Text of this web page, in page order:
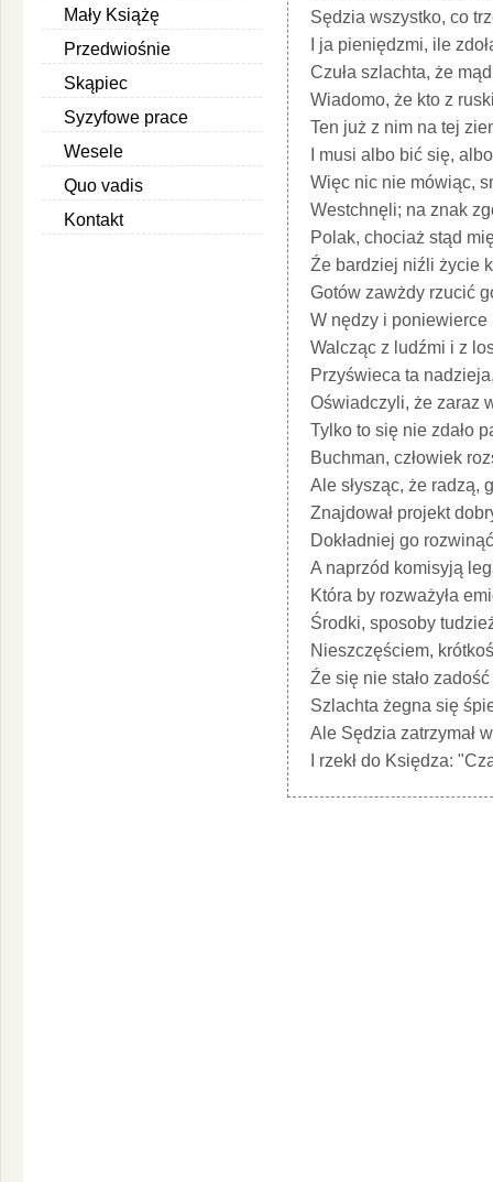
Mały Książę
Przedwiośnie
Skąpiec
Syzyfowe prace
Wesele
Quo vadis
Kontakt
Sędzia wszystko, co
I ja pieniędzmi, ile
Czuła szlachta, że
Wiadomo, że kto z
Ten już z nim na tej
I musi albo bić się,
Więc nic nie mówiąc,
Westchnęli; na znak
Polak, chociaż stąd
Źe bardziej niźli życie
Gotów zawżdy rzucić
W nędzy i poniewierce
Walcząc z ludźmi i z
Przyświeca ta
Oświadczyli, że zaraz
Tylko to się nie zdało
Buchman, człowiek
Ale słysząc, że radzą,
Znajdował projekt
Dokładniej go
A naprzód komisyją
Która by rozważyła
Środki, sposoby
Nieszczęściem,
Źe się nie stało
Szlachta żegna się
Ale Sędzia zatrzymał
I rzekł do Księdza: